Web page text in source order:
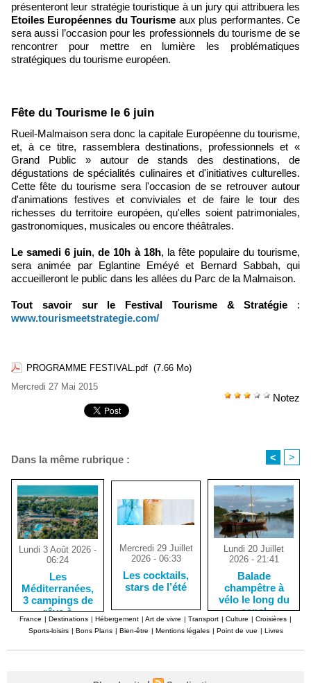
présenteront leur stratégie touristique à un jury qui attribuera les
Etoiles Européennes du Tourisme aux plus performantes. Ce
sera aussi l’occasion pour les professionnels du tourisme de se
rencontrer pour mettre en lumière les problématiques
stratégiques du tourisme européen.
Fête du Tourisme le 6 juin
Rueil-Malmaison sera donc la capitale Européenne du tourisme,
et, à ce titre, rassemblera destinations, professionnels et «
Grand Public » autour de stands des destinations, de
dégustations de spécialités culinaires et d'initiatives culturelles.
Cette fête du tourisme sera l'occasion de se retrouver autour
d'animations festives et conviviales et de faire le tour des
richesses du territoire européen, qu'elles soient patrimoniales,
gastronomiques, musicales ou encore théâtrales.
Le samedi 6 juin,de 10h à 18h, la fête populaire du tourisme,
sera animée par Eglantine Eméyé et Bernard Sabbah, qui
accueilleront le public dans les allées du Parc de la Malmaison.
Tout savoir sur le Festival Tourisme & Stratégie :
www.tourismeetstrategie.com/
PROGRAMME FESTIVAL.pdf (7.66 Mo)
Mercredi 27 Mai 2015
Notez
Dans la même rubrique : < >
Lundi 3 Août 2026 -
06:24
Les
Méditerranées,
3 campings de
rêve à
Marseillan-
Plage
Mercredi 29 Juillet
2026 - 06:33
Les cocktails,
stars de l’été
Lundi 20 Juillet
2026 - 21:41
Balade
champêtre à
vélo le long du
canal
d’Orléans, dans
le Loiret
France | Destinations | Hébergement | Art de vivre | Transport | Culture | Croisières |
Sports-loisirs | Bons Plans | Bien-être | Mentions légales | Point de vue | Livres